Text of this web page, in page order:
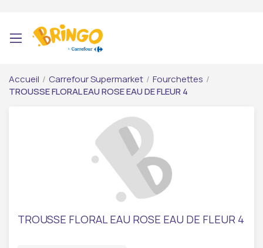
Accueil / Carrefour Supermarket / Fourchettes /
TROUSSE FLORAL EAU ROSE EAU DE FLEUR 4
TROUSSE FLORAL EAU ROSE EAU DE FLEUR 4